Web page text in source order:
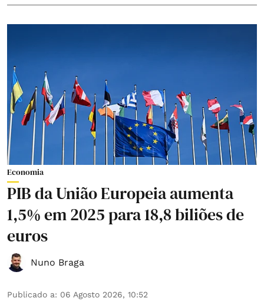
Economia
PIB da União Europeia aumenta
1,5% em 2025 para 18,8 biliões de
euros
Nuno Braga
Publicado a: 06 Agosto 2026, 10:52